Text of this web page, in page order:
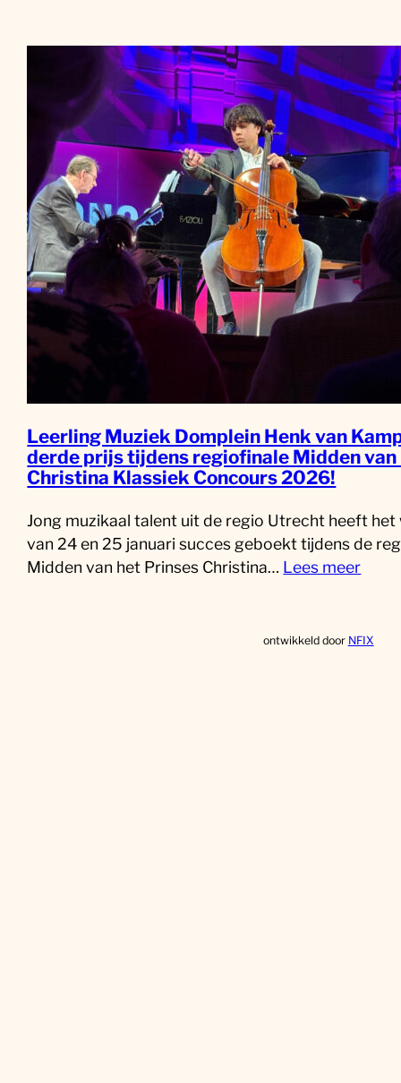
Leerling Muziek Domplein Henk van
derde prijs tijdens regiofinale Midden van
Christina Klassiek Concours 2026!
Jong muzikaal talent uit de regio Utrecht heeft het
van 24 en 25 januari succes geboekt tijdens de
Midden van het Prinses Christina… Lees meer
ontwikkeld door NFIX